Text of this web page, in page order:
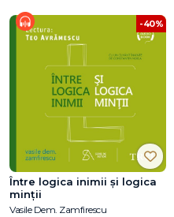
-40%
Între logica inimii şi logica
minţii
Vasile Dem. Zamfirescu